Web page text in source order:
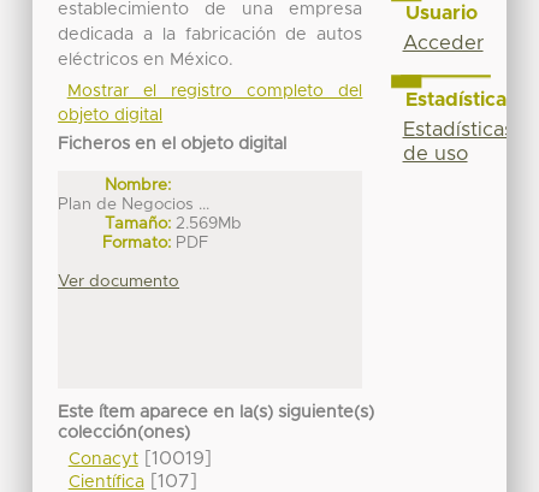
establecimiento de una empresa
dedicada a la fabricación de autos
eléctricos en México.
Mostrar el registro completo del
objeto digital
Ficheros en el objeto digital
Nombre:
Plan de Negocios ...
Tamaño: 2.569Mb
Formato: PDF
Ver documento
Este ítem aparece en la(s) siguiente(s)
colección(ones)
Conacyt[10019]
Científica[107]
Usuario
Acceder
Estadísticas
Estadísticas
de uso